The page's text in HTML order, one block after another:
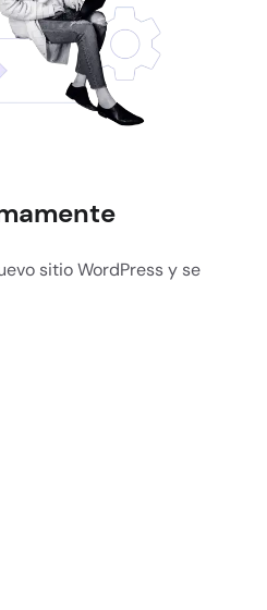
sitio WordPress y se